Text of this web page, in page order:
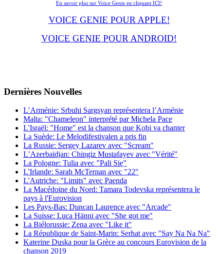
En savoir plus sur Voice Genie en cliquant ICI!
VOICE GENIE POUR APPLE!
VOICE GENIE POUR ANDROID!
Dernières Νouvelles
L’Arménie: Srbuhi Sargsyan représentera l’Arménie
Malta: "Chameleon" interprété par Michela Pace
L'Israël: "Home" est la chanson que Kobi va chanter
La Suède: Le Melodifestivalen a pris fin
La Russie: Sergey Lazarev avec "Scream"
L’Azerbaïdjan: Chingiz Mustafayev avec "Vérité"
La Pologne: Tulia avec "Pali Się"
L'Irlande: Sarah McTernan avec "22"
L'Autriche: "Limits" avec Paenda
La Macédoine du Nord: Tamara Todevska représentera le
pays à l'Eurovision
Les Pays-Bas: Duncan Laurence avec "Arcade"
La Suisse: Luca Hänni avec "She got me"
La Biélorussie: Zena avec "Like it"
La République de Saint-Marin: Serhat avec "Say Na Na Na"
Katerine Duska pour la Grèce au concours Eurovision de la
chanson 2019